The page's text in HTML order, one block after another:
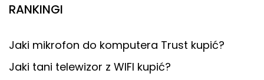
RANKINGI
Jaki mikrofon do komputera Trust kupić?
Jaki tani telewizor z WIFI kupić?